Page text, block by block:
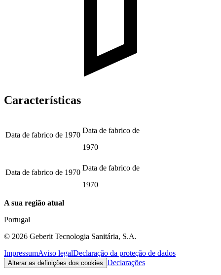
Características
Data de fabrico de 1970
Data de fabrico de
1970
Data de fabrico de 1970
Data de fabrico de
1970
A sua região atual
Portugal
© 2026 Geberit Tecnologia Sanitária, S.A.
ImpressumAviso legalDeclaração da proteção de dados
Alterar as definições dos cookies Declarações